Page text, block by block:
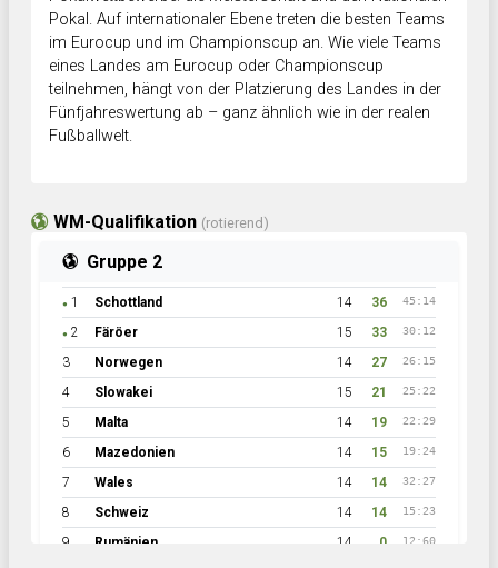
Pokal. Auf internationaler Ebene treten die besten Teams
im Eurocup und im Championscup an. Wie viele Teams
eines Landes am Eurocup oder Championscup
teilnehmen, hängt von der Platzierung des Landes in der
Fünfjahreswertung ab – ganz ähnlich wie in der realen
Fußballwelt.
WM-Qualifikation (rotierend)
Gruppe 2
● 1 Schottland 14 36 45:14
● 2 Färöer 15 33 30:12
3 Norwegen 14 27 26:15
4 Slowakei 15 21 25:22
5 Malta 14 19 22:29
6 Mazedonien 14 15 19:24
7 Wales 14 14 32:27
8 Schweiz 14 14 15:23
9 Rumänien 14 0 12:60